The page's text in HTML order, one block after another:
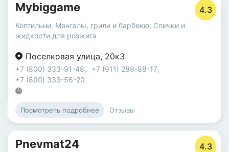
Mybiggame 4.3
Коптильни, Мангалы, грили и барбекю, Спички и
жидкости для розжига
Поселковая улица, 20к3
+7 (800) 333-91-48, +7 (911) 288-88-17,
+7 (800) 333-56-20
Посмотреть подробнее Отзывы
Pnevmat24 4.3